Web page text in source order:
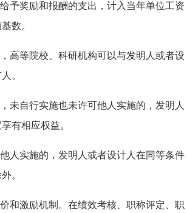
予奖励和报酬的支出，计入当年单位工资
数。
高等院校、科研机构可以与发明人或者设
。
未自行实施也未许可他人实施的，发明人
有相应权益。
人实施的，发明人或者设计人在同等条件
。
和激励机制。在绩效考核、职称评定、职